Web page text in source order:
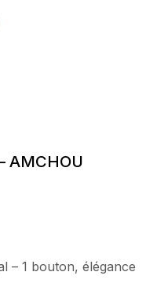
AMCHOU
– 1 bouton, élégance